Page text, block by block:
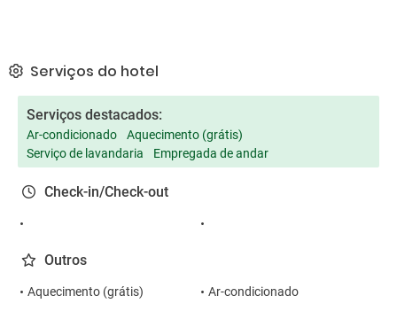
Serviços do hotel
Serviços destacados:
Ar-condicionado
Aquecimento (grátis)
Serviço de lavandaria
Empregada de andar
Check-in/Check-out
Outros
Aquecimento (grátis) Ar-condicionado